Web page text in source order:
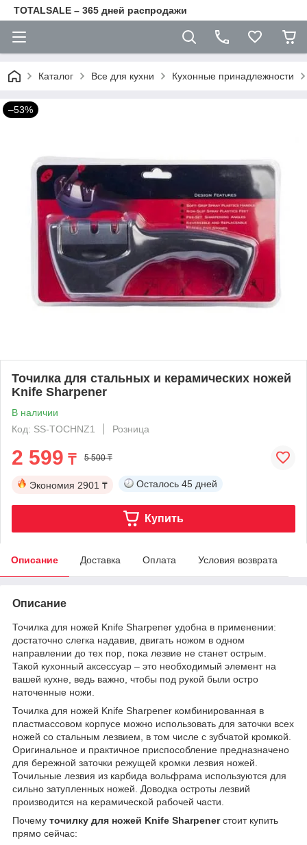
TOTALSALE – 365 дней распродажи
Каталог Все для кухни Кухонные принадлежности
–53%
Точилка для стальных и керамических ножей
Knife Sharpener
В наличии
Код: SS-TOCHNZ1
Розница
2 599 ₸ 5 500 ₸
Экономия 2901 ₸ Осталось 45 дней
Купить
Описание Доставка Оплата Условия возврата
Описание
Точилка для ножей Knife Sharpener удобна в применении:
достаточно слегка надавив, двигать ножом в одном
направлении до тех пор, пока лезвие не станет острым.
Такой кухонный аксессуар – это необходимый элемент на
вашей кухне, ведь важно, чтобы под рукой были остро
наточенные ножи.
Точилка для ножей Knife Sharpener комбинированная в
пластмассовом корпусе можно использовать для заточки всех
ножей со стальным лезвием, в том числе с зубчатой кромкой.
Оригинальное и практичное приспособление предназначено
для бережной заточки режущей кромки лезвия ножей.
Точильные лезвия из карбида вольфрама используются для
сильно затупленных ножей. Доводка остроты лезвий
производится на керамической рабочей части.
Почему точилку для ножей Knife Sharpenerстоит купить
прямо сейчас: